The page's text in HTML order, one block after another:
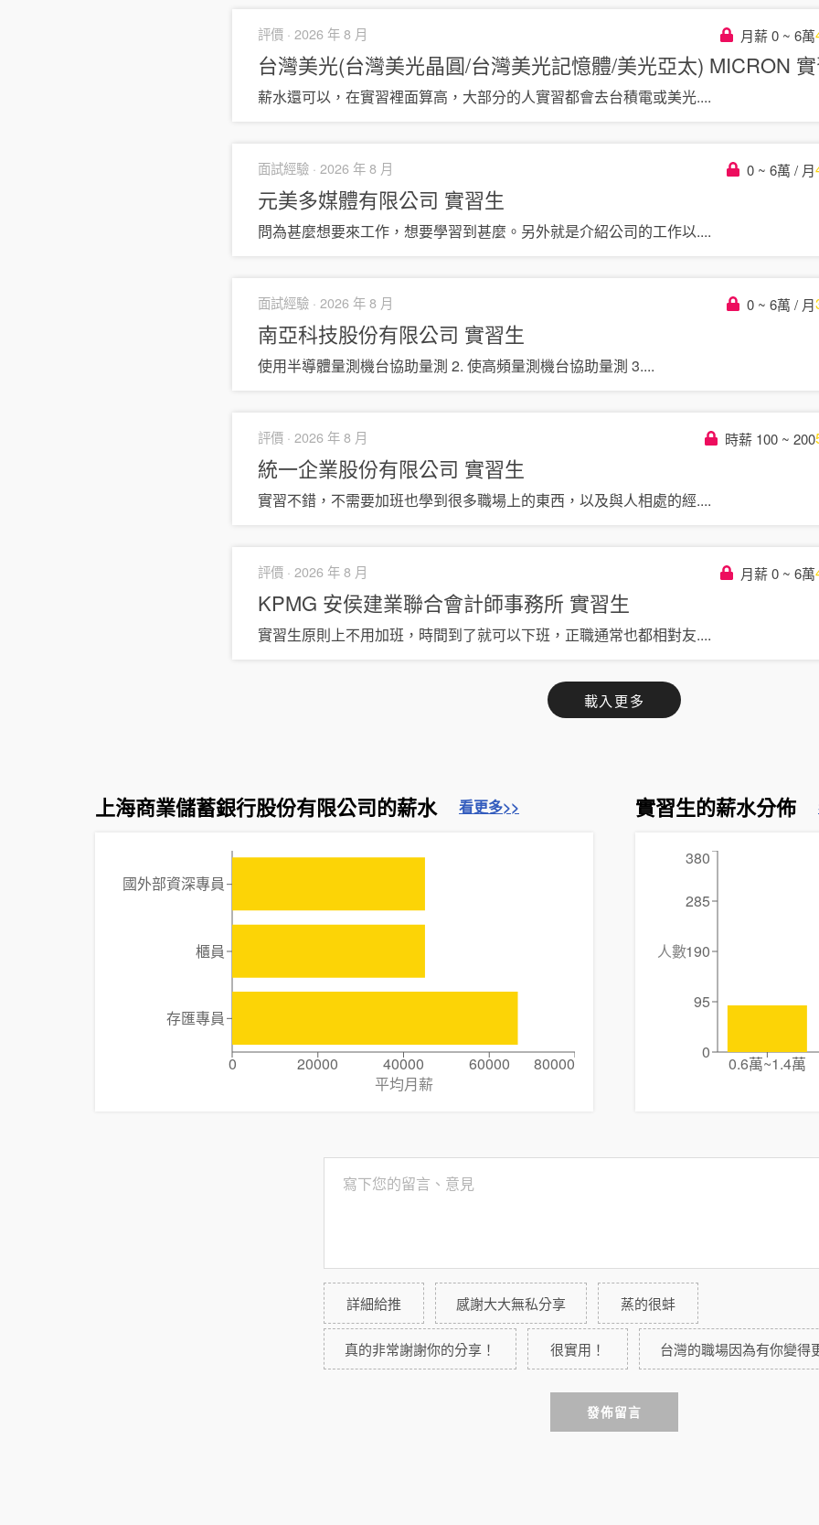
評價 · 2026 年 8 月 月薪 0 ~ 6萬
台灣美光(台灣美光晶圓/台灣美光記憶體/美光亞太) MICRON
薪水還可以，在實習裡面算高，大部分的人實習都會去台積電或美光....
面試經驗 · 2026 年 8 月 0 ~ 6萬 / 月
元美多媒體有限公司 實習生
問為甚麼想要來工作，想要學習到甚麼。另外就是介紹公司的工作以....
面試經驗 · 2026 年 8 月 0 ~ 6萬 / 月
南亞科技股份有限公司 實習生
使用半導體量測機台協助量測 2. 使高頻量測機台協助量測 3....
評價 · 2026 年 8 月 時薪 100 ~ 200
統一企業股份有限公司 實習生
實習不錯，不需要加班也學到很多職場上的東西，以及與人相處的經....
評價 · 2026 年 8 月 月薪 0 ~ 6萬
KPMG 安侯建業聯合會計師事務所 實習生
實習生原則上不用加班，時間到了就可以下班，正職通常也都相對友....
載入更多
上海商業儲蓄銀行股份有限公司的薪水 看更多>>
0 20000 40000 60000
80000
平均月薪
國外部資深專員
櫃員
存匯專員
實習生的薪水分佈
0.6萬~1.4萬
0
95
190
285
380
人數
詳細給推 感謝大大無私分享 蒸的很蚌
真的非常謝謝你的分享！ 很實用！ 台灣的職場因為有你變得
發佈留言